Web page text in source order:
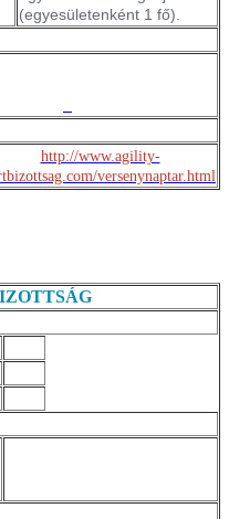
(egyesületenként 1 fő).
http://www.agility-
versenynaptar.html